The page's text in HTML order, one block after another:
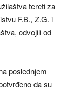
tereti za
F.B., Z.G. i
odvojili od
poslednjem
da su